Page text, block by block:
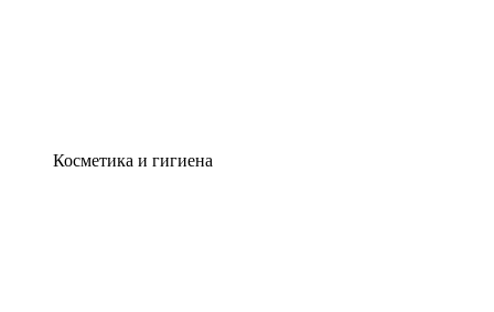
Косметика и гигиена